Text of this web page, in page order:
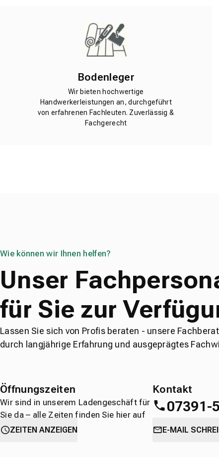
Bodenleger
Wir bieten hochwertige
Handwerkerleistungen an, durchgeführt
von erfahrenen Fachleuten. Zuverlässig &
Fachgerecht
Wie können wir Ihnen helfen?
Unser
für Sie zur
Lassen Sie sich von Profis beraten - unsere
durch langjährige Erfahrung und ausgeprägtes
Öffnungszeiten
Wir sind in unserem Ladengeschäft für
Sie da – alle Zeiten finden Sie hier auf
einen Blick.
ZEITEN ANZEIGEN
Kontakt
07391-
oderdirekt über
E-MAIL